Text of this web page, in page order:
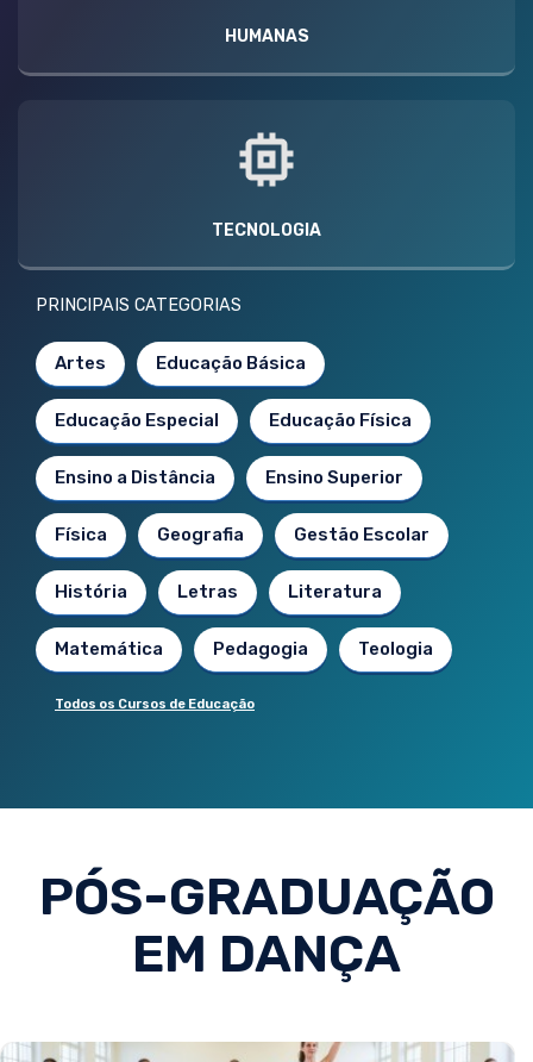
HUMANAS
TECNOLOGIA
PRINCIPAIS CATEGORIAS
Artes Educação Básica
Educação Especial Educação Física
Ensino a Distância Ensino Superior
Física Geografia Gestão Escolar
História Letras Literatura
Matemática Pedagogia Teologia
Todos os Cursos de Educação
PÓS-GRADUAÇÃO
EM DANÇA